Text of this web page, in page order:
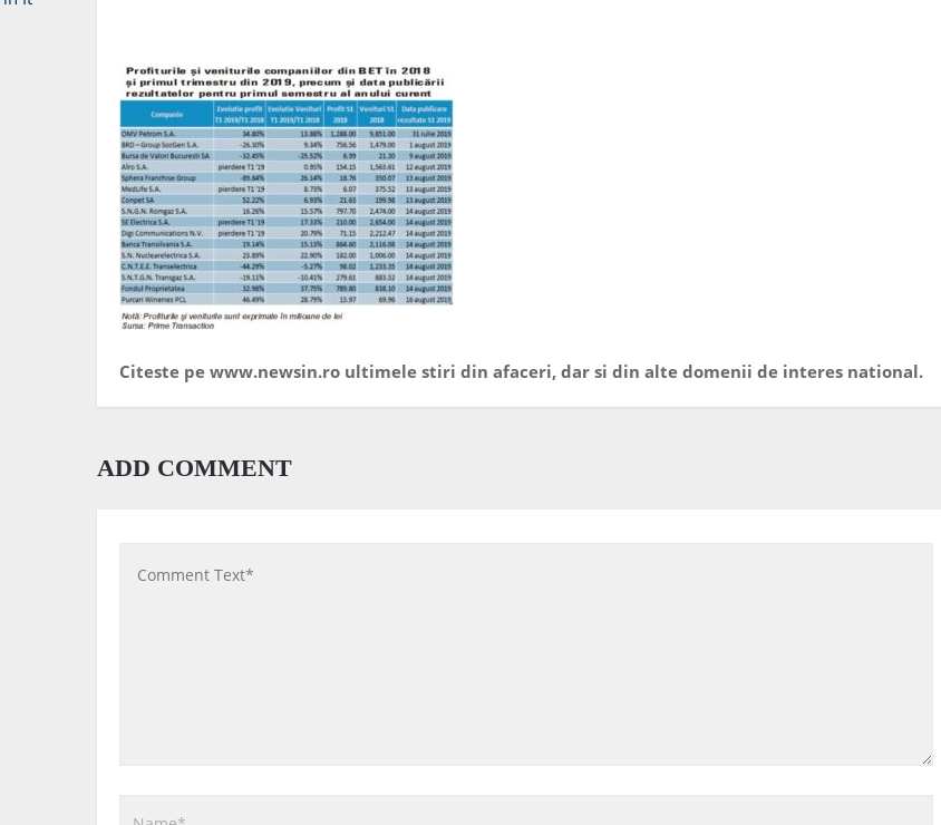
Citeste pe www.newsin.ro ultimele stiri din afaceri, dar si din alte domenii de interes national.
ADD COMMENT